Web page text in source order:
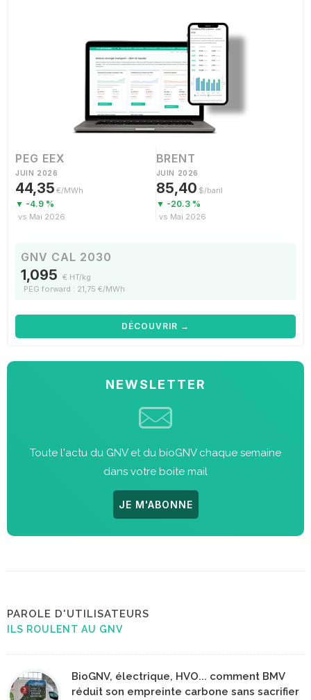
PEG EEX
JUIN 2026
44,35 €/MWh
▼ -4.9 %
vs Mai 2026
BRENT
JUIN 2026
85,40 $/baril
▼ -20.3 %
vs Mai 2026
GNV CAL 2030
1,095 € HT/kg
PEG forward : 21,75 €/MWh
DÉCOUVRIR →
NEWSLETTER
Toute l'actu du GNV et du bioGNV chaque semaine
dans votre boite mail
JE M'ABONNE
PAROLE D'UTILISATEURS
ILS ROULENT AU GNV
BioGNV, électrique, HVO... comment BMV
réduit son empreinte carbone sans sacrifier